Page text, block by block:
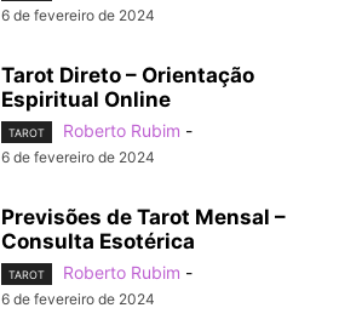
6 de fevereiro de 2024
Tarot Direto – Orientação
Espiritual Online
TAROT Roberto Rubim -
6 de fevereiro de 2024
Previsões de Tarot Mensal –
Consulta Esotérica
TAROT Roberto Rubim -
6 de fevereiro de 2024